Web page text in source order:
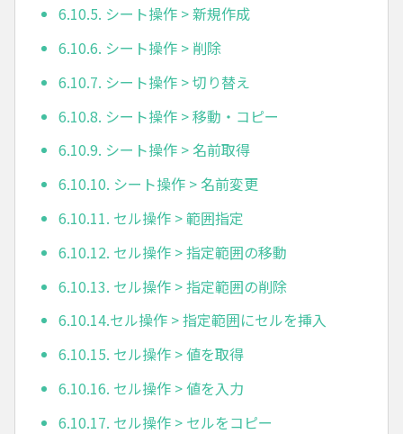
6.10.5. シート操作 > 新規作成
6.10.6. シート操作 > 削除
6.10.7. シート操作 > 切り替え
6.10.8. シート操作 > 移動・コピー
6.10.9. シート操作 > 名前取得
6.10.10. シート操作 > 名前変更
6.10.11. セル操作 > 範囲指定
6.10.12. セル操作 > 指定範囲の移動
6.10.13. セル操作 > 指定範囲の削除
6.10.14.セル操作 > 指定範囲にセルを挿入
6.10.15. セル操作 > 値を取得
6.10.16. セル操作 > 値を入力
6.10.17. セル操作 > セルをコピー